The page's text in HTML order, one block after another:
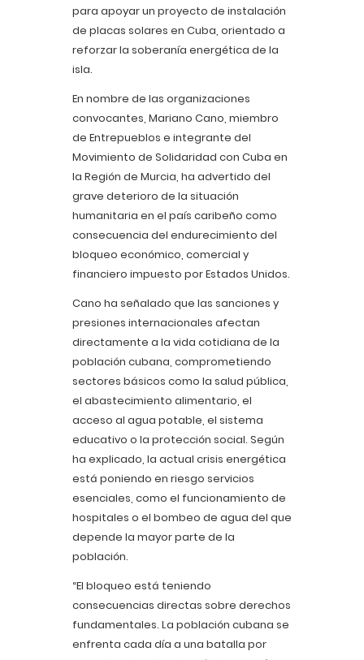
para apoyar un proyecto de instalación
de placas solares en Cuba, orientado a
reforzar la soberanía energética de la
isla.
En nombre de las organizaciones
convocantes, Mariano Cano, miembro
de Entrepueblos e integrante del
Movimiento de Solidaridad con Cuba en
la Región de Murcia, ha advertido del
grave deterioro de la situación
humanitaria en el país caribeño como
consecuencia del endurecimiento del
bloqueo económico, comercial y
financiero impuesto por Estados Unidos.
Cano ha señalado que las sanciones y
presiones internacionales afectan
directamente a la vida cotidiana de la
población cubana, comprometiendo
sectores básicos como la salud pública,
el abastecimiento alimentario, el
acceso al agua potable, el sistema
educativo o la protección social. Según
ha explicado, la actual crisis energética
está poniendo en riesgo servicios
esenciales, como el funcionamiento de
hospitales o el bombeo de agua del que
depende la mayor parte de la
población.
“El bloqueo está teniendo
consecuencias directas sobre derechos
fundamentales. La población cubana se
enfrenta cada día a una batalla por